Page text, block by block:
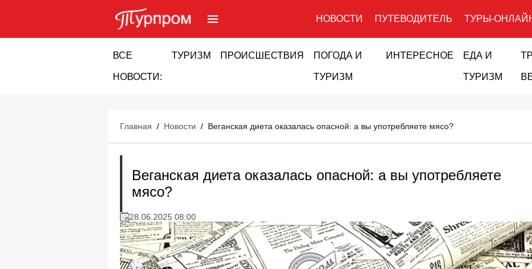
НОВОСТИ ПУТЕВОДИТЕЛЬ ТУРЫ-
ВСЕ
НОВОСТИ:
ТУРИЗМ ПРОИСШЕСТВИЯ ПОГОДА И
ТУРИЗМ
ИНТЕРЕСНОЕ ЕДА И
ТУРИЗМ
Главная / Новости / Веганская диета оказалась опасной: а вы употребляете мясо?
Веганская диета оказалась опасной: а вы употребляете
мясо?
28.06.2025 08:00